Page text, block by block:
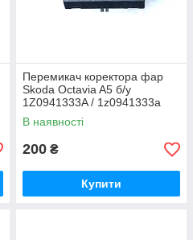
Перемикач коректора фар
Skoda Octavia A5 б/у
1Z0941333A / 1z0941333a
В наявності
200 ₴
Купити